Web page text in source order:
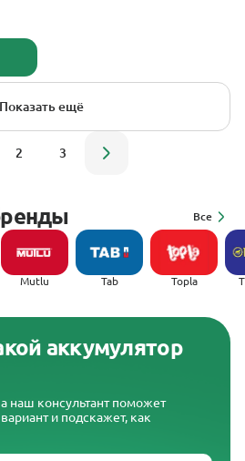
Показать ещё
2 3
Все
Mutlu Tab Topla
аккумулятор
наш консультант поможет
и подскажет, как